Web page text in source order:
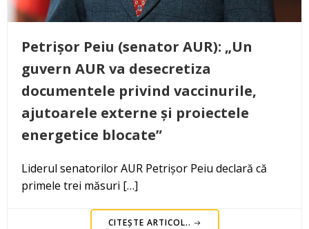
Petrișor Peiu (senator AUR): „Un
guvern AUR va desecretiza
documentele privind vaccinurile,
ajutoarele externe și proiectele
energetice blocate”
Liderul senatorilor AUR Petrișor Peiu declară că
primele trei măsuri […]
CITEȘTE ARTICOL..